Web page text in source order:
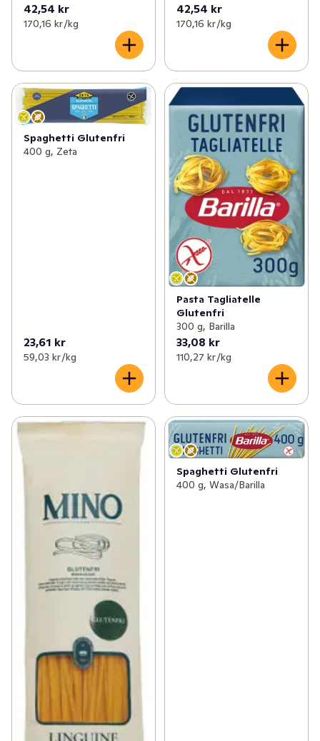
42,54 kr
170,16 kr /kg
42,54 kr
170,16 kr /kg
Spaghetti Glutenfri
400 g, Zeta
23,61 kr
59,03 kr /kg
Pasta Tagliatelle
Glutenfri
300 g, Barilla
33,08 kr
110,27 kr /kg
Spaghetti Glutenfri
400 g, Wasa/Barilla